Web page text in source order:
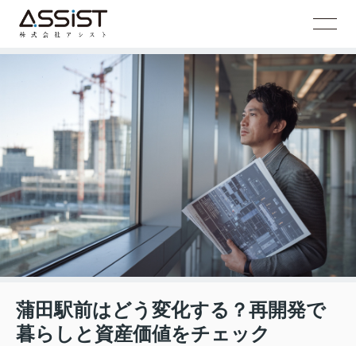
蒲田駅前はどう変化する？再開発で
暮らしと資産価値をチェック